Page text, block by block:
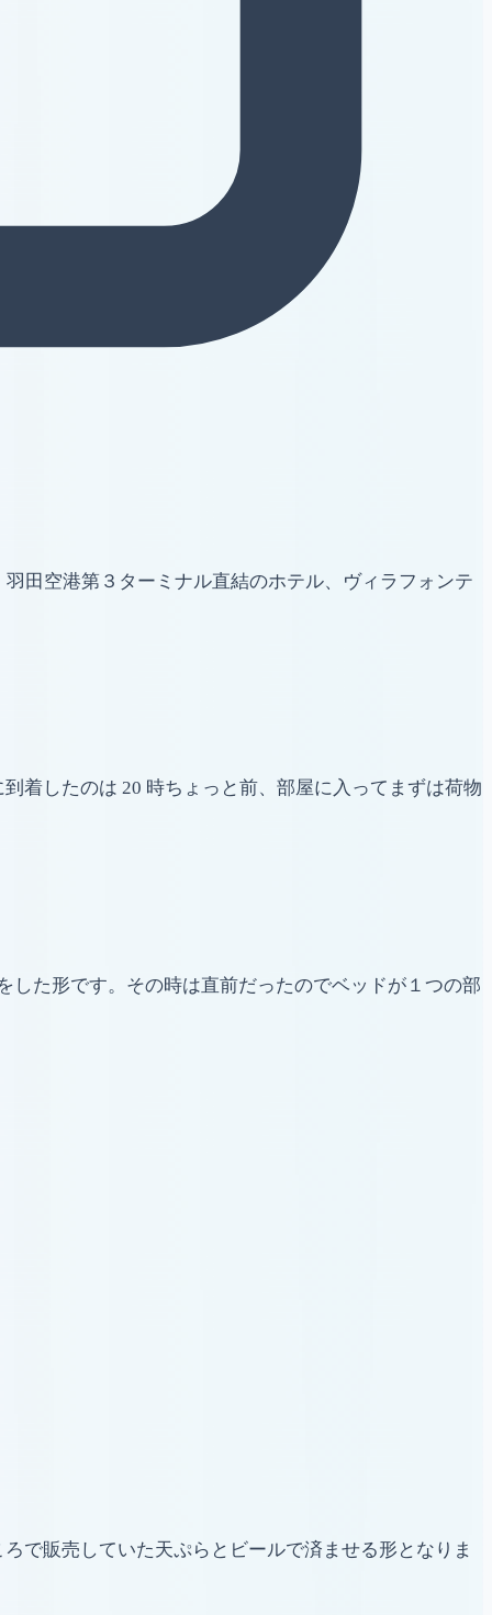
田空港第３ターミナル直結のホテル、ヴィラフォンテ
着したのは 20 時ちょっと前、部屋に入ってまずは荷物
た形です。その時は直前だったのでベッドが１つの部
で販売していた天ぷらとビールで済ませる形となりま